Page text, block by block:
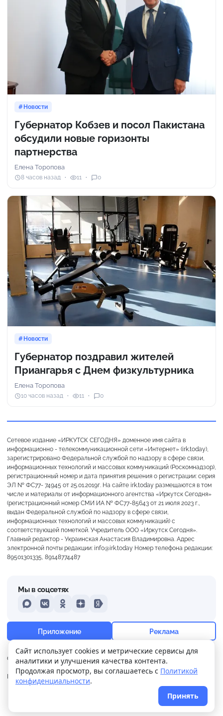
+18° Сильная морось
Ощущается как +18
0 м/с 757 мм 94%
Новости
Губернатор Кобзев и посол Пакистана
обсудили новые горизонты
партнерства
Елена Торопова
8 часов назад 11 0
Новости
Губернатор поздравил жителей
Приангарья с Днем физкультурника
Елена Торопова
10 часов назад 11 0
Сетевое издание «ИРКУТСК СЕГОДНЯ» доменное имя сайта в
информационно - телекоммуникационной сети «Интернет» (irk.today),
зарегистрировано Федеральной службой по надзору в сфере связи,
информационных технологий и массовых коммуникаций (Роскомнадзор),
регистрационный номер и дата принятия решения о регистрации: серия
ЭЛ № ФС77- 74945 от 25.01.2019г. На сайте irk.today размещаются в том
числе и материалы от информационного агентства «Иркутск Сегодня»
(регистрационный номер СМИ ИА № ФС77-85643 от 21 июля 2023 г.,
выдан Федеральной службой по надзору в сфере связи,
информационных технологий и массовых коммуникаций) с
соответствующей пометкой. Учредитель ООО «Иркутск Сегодня».
Главный редактор - Украинская Анастасия Владимировна. Адрес
электронной почты редакции: info@irk.today Номер телефона редакции:
89501301335, 89148774487
О нас Контакты Прислать новость
Реклама
Политика
конфиденциальности
Мы в соцсетях
MAXVKontakteOdnoklassniki
DzenYandex
Приложение Реклама
. Поддержка сайтаWPSUPPORT
Сайт использует cookies и метрические сервисы для
аналитики и улучшения качества контента.
Продолжая просмотр, вы соглашаетесь с Политикой
конфиденциальности.
Принять